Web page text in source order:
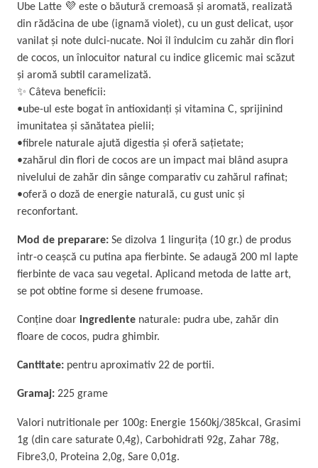
U
b
e
L
a
e
5
q
u
a
n
t
y
Ube Latte 💜 este o băutură cremoasă și aromată, realizată
din rădăcina de ube (ignamă violet), cu un gust delicat, ușor
vanilat și note dulci-nucate. Noi îl îndulcim cu zahăr din flori
de cocos, un înlocuitor natural cu indice glicemic mai scăzut
și aromă subtil caramelizată.
✨ Câteva beneficii:
•ube-ul este bogat în antioxidanți și vitamina C, sprijinind
imunitatea și sănătatea pielii;
•fibrele naturale ajută digestia și oferă sațietate;
•zahărul din flori de cocos are un impact mai blând asupra
nivelului de zahăr din sânge comparativ cu zahărul rafinat;
•oferă o doză de energie naturală, cu gust unic și
reconfortant.
Mod de preparare: Se dizolva 1 lingurița (10 gr.) de produs
intr-o ceașcă cu putina apa fierbinte. Se adaugă 200 ml lapte
fierbinte de vaca sau vegetal. Aplicand metoda de latte art,
se pot obtine forme si desene frumoase.
Conține doar ingrediente naturale: pudra ube, zahăr din
floare de cocos, pudra ghimbir.
Cantitate: pentru aproximativ 22 de portii.
Gramaj: 225 grame
Valori nutritionale per 100g: Energie 1560kj/385kcal, Grasimi
1g (din care saturate 0,4g), Carbohidrati 92g, Zahar 78g,
Fibre3,0, Proteina 2,0g, Sare 0,01g.